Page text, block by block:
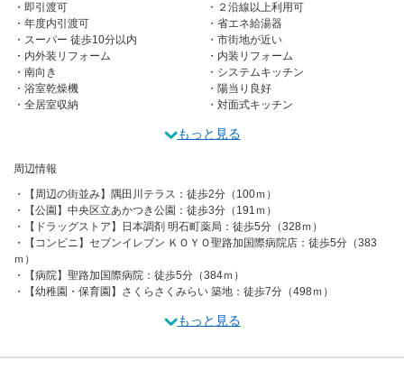
即引渡可
２沿線以上利用可
年度内引渡可
省エネ給湯器
スーパー 徒歩10分以内
市街地が近い
内外装リフォーム
内装リフォーム
南向き
システムキッチン
浴室乾燥機
陽当り良好
全居室収納
対面式キッチン
もっと見る
周辺情報
【周辺の街並み】隅田川テラス：徒歩2分（100ｍ）
【公園】中央区立あかつき公園：徒歩3分（191ｍ）
【ドラッグストア】日本調剤 明石町薬局：徒歩5分（328ｍ）
【コンビニ】セブンイレブン ＫＯＹＯ聖路加国際病院店：徒歩5分（383
ｍ）
【病院】聖路加国際病院：徒歩5分（384ｍ）
【幼稚園・保育園】さくらさくみらい 築地：徒歩7分（498ｍ）
もっと見る